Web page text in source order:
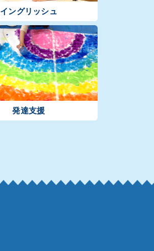
イングリッシュ
発達支援